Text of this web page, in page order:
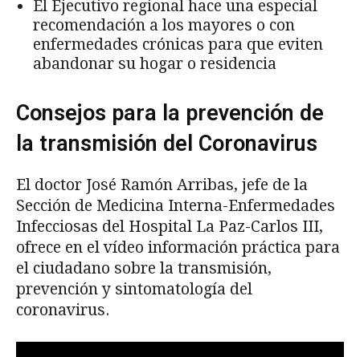
El Ejecutivo regional hace una especial
recomendación a los mayores o con
enfermedades crónicas para que eviten
abandonar su hogar o residencia
Consejos para la prevención de
la transmisión del Coronavirus
El doctor José Ramón Arribas, jefe de la
Sección de Medicina Interna-Enfermedades
Infecciosas del Hospital La Paz-Carlos III,
ofrece en el vídeo información práctica para
el ciudadano sobre la transmisión,
prevención y sintomatología del
coronavirus.